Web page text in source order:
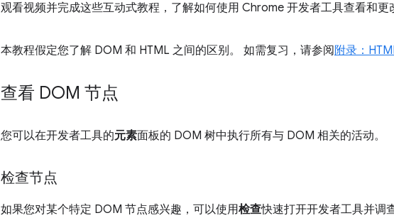
观看视频并完成这些互动式教程，了解如何使用 Chrome 开发者工具查看和更
本教程假定您了解 DOM 和 HTML 之间的区别。 如需复习，请参阅 附录：
查看 DOM 节点
您可以在开发者工具的元素面板的 DOM 树中执行所有与 DOM 相关的活动。
检查节点
如果您对某个特定 DOM 节点感兴趣，可以使用检查快速打开开发者工具并调